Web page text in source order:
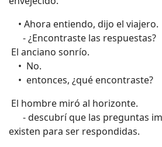
• Ahora entiendo, dijo el viajero.
- ¿Encontraste las respuestas?
El anciano sonrío.
• No.
• entonces, ¿qué encontraste?
El hombre miró al horizonte.
- descubrí que las preguntas
existen para ser respondidas.